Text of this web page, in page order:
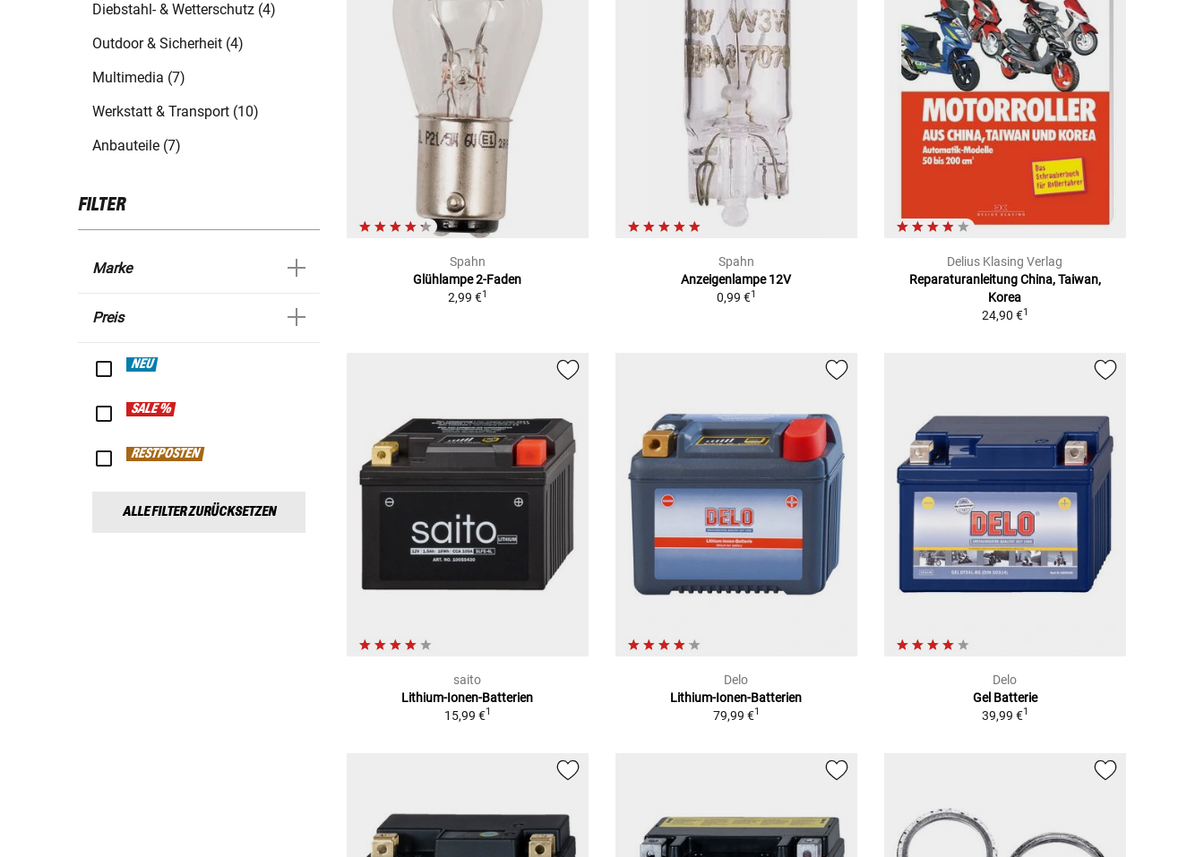
Diebstahl- & Wetterschutz (4)
Outdoor & Sicherheit (4)
Multimedia (7)
Werkstatt & Transport (10)
Anbauteile (7)
FILTER
Marke
Preis
NEU
SALE %
RESTPOSTEN
ALLE FILTER ZURÜCKSETZEN
Spahn
Glühlampe 2-Faden
2,99 €1
Spahn
Anzeigenlampe 12V
0,99 €1
Delius Klasing Verlag
Reparaturanleitung China, Taiwan,
Korea
24,90 €1
saito
Lithium-Ionen-Batterien
15,99 €1
Delo
Lithium-Ionen-Batterien
79,99 €1
Delo
Gel Batterie
39,99 €1